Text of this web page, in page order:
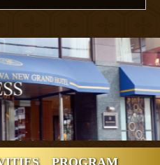
PROGRAM